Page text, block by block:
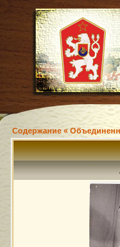
Содержание «